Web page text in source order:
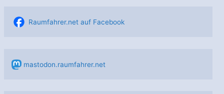
Raumfahrer.net auf Facebook
mastodon.raumfahrer.net